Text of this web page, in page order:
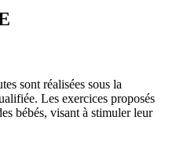
sont réalisées sous la
Les exercices proposés
bébés, visant à stimuler leur